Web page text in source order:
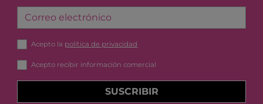
Correo electrónico
Acepto la política de privacidad
Acepto recibir información comercial
SUSCRIBIR